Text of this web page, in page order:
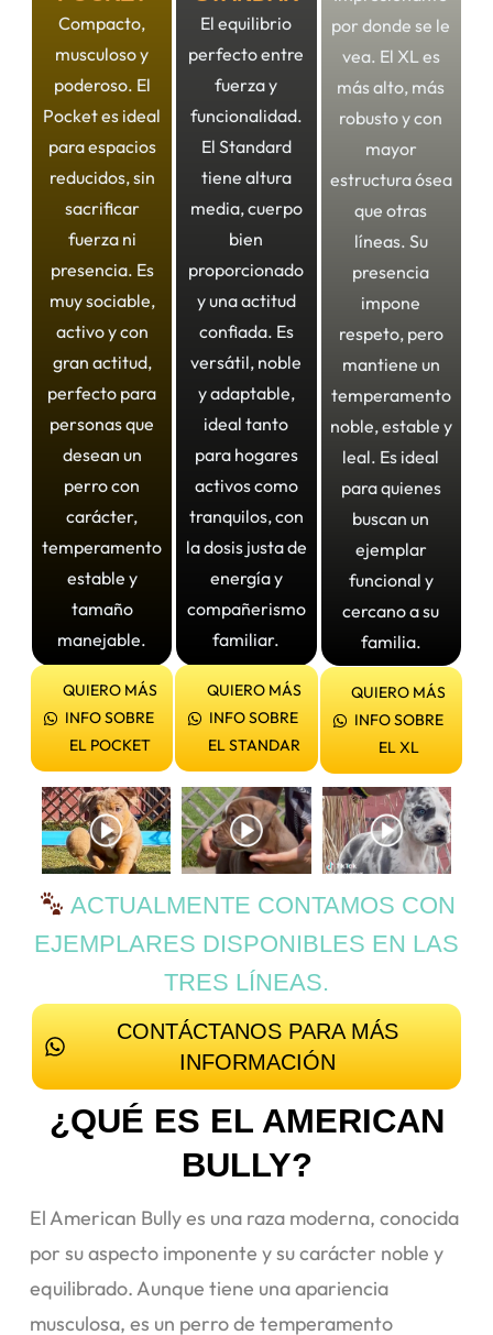
Compacto,
musculoso y
poderoso. El
Pocket es ideal
para espacios
reducidos, sin
sacrificar
fuerza ni
presencia. Es
muy sociable,
activo y con
gran actitud,
perfecto para
personas que
desean un
perro con
carácter,
temperamento
estable y
tamaño
manejable.
QUIERO MÁS
INFO SOBRE
EL POCKET
El equilibrio
perfecto entre
fuerza y
funcionalidad.
El Standard
tiene altura
media, cuerpo
bien
proporcionado
y una actitud
confiada. Es
versátil, noble
y adaptable,
ideal tanto
para hogares
activos como
tranquilos, con
la dosis justa de
energía y
compañerismo
familiar.
QUIERO MÁS
INFO SOBRE
EL STANDAR
por donde se le
vea. El XL es
más alto, más
robusto y con
mayor
estructura ósea
que otras
líneas. Su
presencia
impone
respeto, pero
mantiene un
temperamento
noble, estable y
leal. Es ideal
para quienes
buscan un
ejemplar
funcional y
cercano a su
familia.
QUIERO MÁS
INFO SOBRE
EL XL
ACTUALMENTE CONTAMOS CON
EJEMPLARES DISPONIBLES EN LAS
TRES LÍNEAS.
CONTÁCTANOS PARA MÁS
INFORMACIÓN
¿QUÉ ES EL AMERICAN
BULLY?
El American Bully es una raza moderna, conocida
por su aspecto imponente y su carácter noble y
equilibrado. Aunque tiene una apariencia
musculosa, es un perro de temperamento